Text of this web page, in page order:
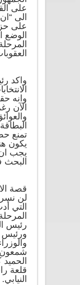
على
الى
على
واكد
وانه
الآن
تمنع
يكون
يجب
البحث
قصة
لن
التي
رئيس
ورئيس
قلعة
النيابي.